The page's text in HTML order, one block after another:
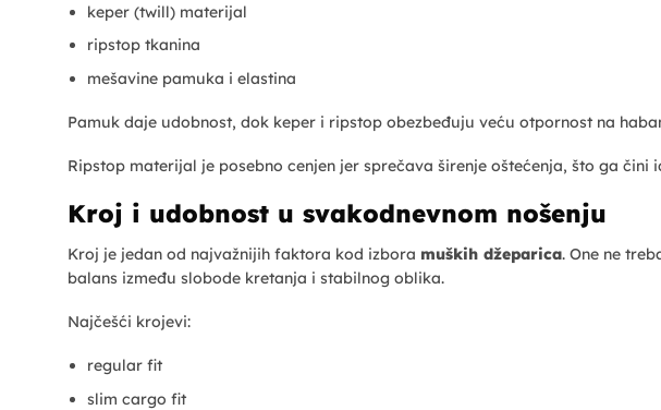
keper (twill) materijal
ripstop tkanina
mešavine pamuka i elastina
Pamuk daje udobnost, dok keper i ripstop obezbeđuju veću otpornost na
Ripstop materijal je posebno cenjen jer sprečava širenje oštećenja, što ga čini
Kroj i udobnost u svakodnevnom nošenju
Kroj je jedan od najvažnijih faktora kod izbora muških džeparica. One ne
balans između slobode kretanja i stabilnog oblika.
Najčešći krojevi:
regular fit
slim cargo fit